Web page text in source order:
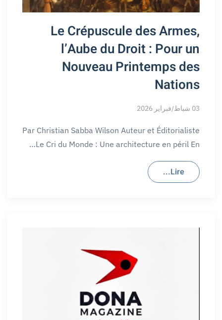
Le Crépuscule des Armes,
l’Aube du Droit : Pour un
Nouveau Printemps des
Nations
03 شباط/فبراير 2026
Par Christian Sabba Wilson Auteur et Éditorialiste
Le Cri du Monde : Une architecture en péril En…
Lire...